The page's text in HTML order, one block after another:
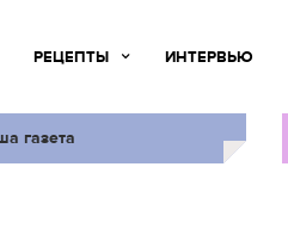
РЕЦЕПТЫ ИНТЕРВЬЮ
газета